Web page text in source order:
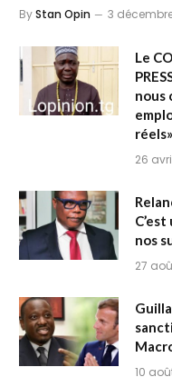
ByStan Opin 3
Le
nous
26
nos
27
10